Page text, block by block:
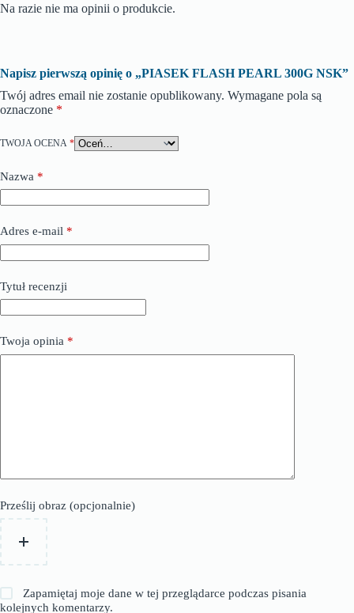
Na razie nie ma opinii o produkcie.
Napisz pierwszą opinię o „PIASEK FLASH PEARL 300G NSK”
Twój adres email nie zostanie opublikowany. Wymagane pola są
oznaczone *
TWOJA OCENA *
Nazwa *
Adres e-mail *
Tytuł recenzji
Twoja opinia *
Prześlij obraz (opcjonalnie)
Zapamiętaj moje dane w tej przeglądarce podczas pisania
kolejnych komentarzy.